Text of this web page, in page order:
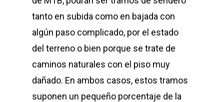
tanto en subida como en bajada con
algún paso complicado, por el estado
del terreno o bien porque se trate de
caminos naturales con el piso muy
dañado. En ambos casos, estos tramos
suponen un pequeño porcentaje de la